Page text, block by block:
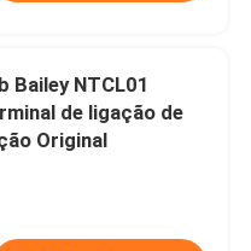
Bailey NTCL01
de ligação de
Original